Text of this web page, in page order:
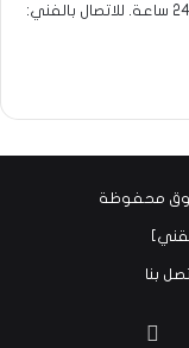
محفوظة
]
بنا